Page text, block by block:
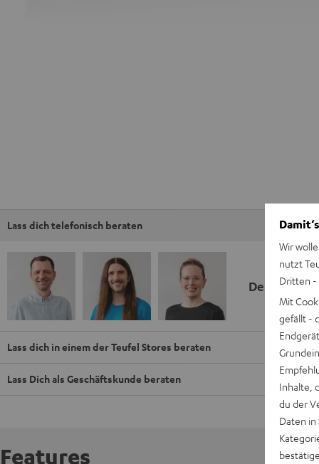
Lass dich telefonisch beraten
Deine
Lass dich in einem der Teufel Stores beraten
Lass Dich als Geschäftskunde beraten
Features
Wir
nutzt
Dritten -
Mit
gefällt -
Inhalte,
du der
Daten in